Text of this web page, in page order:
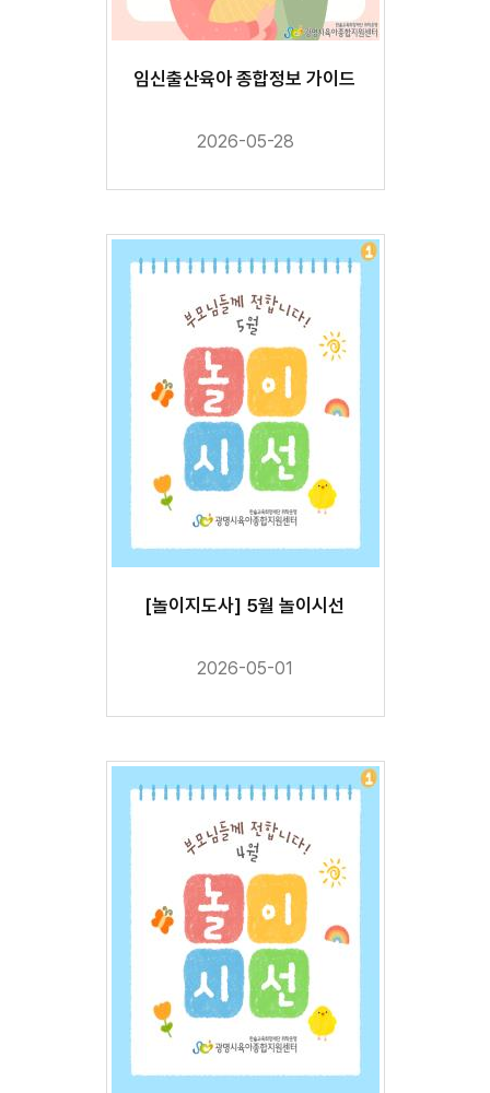
임신출산육아 종합정보 가이드
2026-05-28
[놀이지도사] 5월 놀이시선
2026-05-01